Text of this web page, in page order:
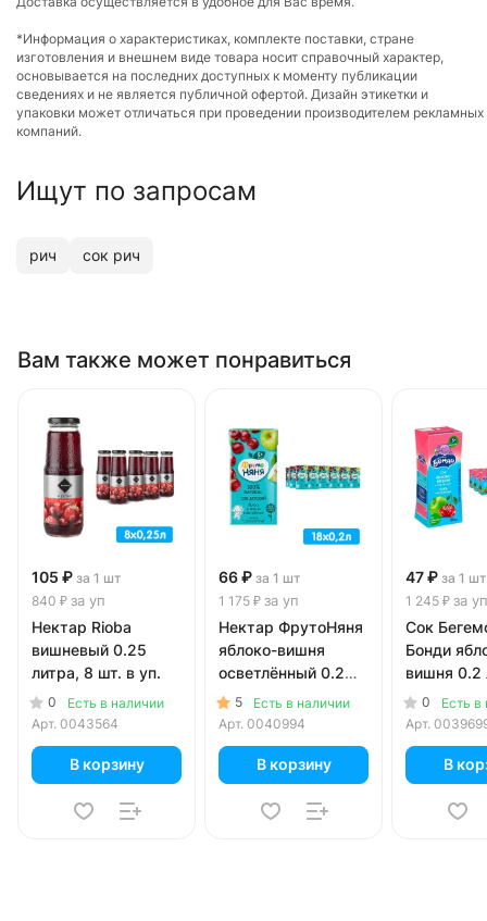
*Информация о характеристиках, комплекте поставки, стране
изготовления и внешнем виде товара носит справочный характер,
основывается на последних доступных к моменту публикации
сведениях и не является публичной офертой. Дизайн этикетки и
упаковки может отличаться при проведении производителем рекламных
компаний.
Ищут по запросам
рич сок рич
Вам также может понравиться
105 ₽ за 1 шт
840 ₽ за уп
Нектар Rioba
вишневый 0.25
литра, 8 шт. в уп.
0
Есть в наличии
Арт. 0043564
В корзину
66 ₽ за 1 шт
1 175 ₽ за уп
Нектар ФрутоНяня
яблоко-вишня
осветлённый 0.2
литра, 18 шт. в уп.
5
Есть в наличии
Арт. 0040994
В корзину
47 ₽ за 1 шт
1 245 ₽ за уп
Сок
Бонди
вишня 0.2
27 шт. в
0
Есть в
Арт.
В